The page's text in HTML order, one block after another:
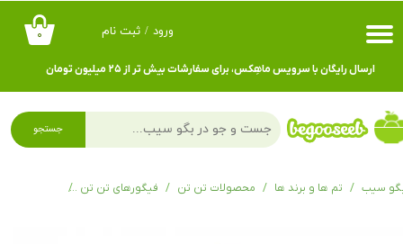
۰ ورود / ثبت نام
حساب کاربری من
تغییر گذر واژه
سفارشات
ارسال رایگان با سرویس ماهِکس، برای سفارشات بیش تر از ۲۵ میلیون تومان
جستجو
سیب تم ها و برند ها محصولات تن تن فیگورهای تن تن